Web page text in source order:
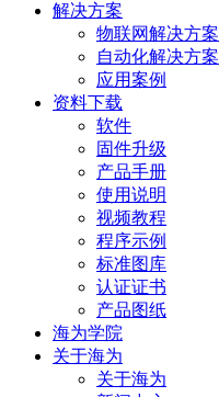
解决方案
物联网解决方案
自动化解决方案
应用案例
资料下载
软件
固件升级
产品手册
使用说明
视频教程
程序示例
标准图库
认证证书
产品图纸
海为学院
关于海为
关于海为